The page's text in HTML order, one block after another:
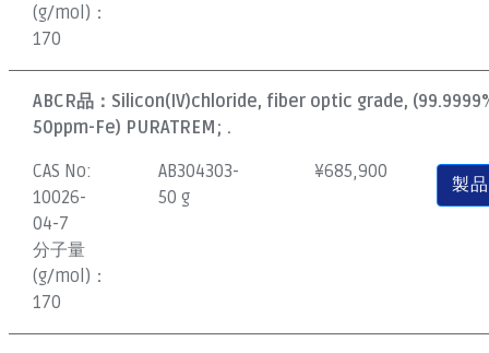
(g/mol)：
170
ABCR品： Silicon(IV)chloride, fiber optic grade,
50ppm-Fe) PURATREM; .
CAS No:
10026-
04-7
分子量
(g/mol)：
170
AB304303-
50 g
¥685,900
製